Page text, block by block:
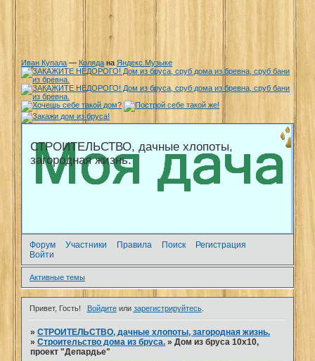
Иван Купала — Коляда на Яндекс.Музыке
СТРОИТЕЛЬСТВО, дачные хлопоты,
загородная жизнь.
Форум Участники Правила Поиск
Регистрация
Войти
Активные темы
Привет, Гость! Войдитеили зарегистрируйтесь.
»СТРОИТЕЛЬСТВО, дачные хлопоты, загородная жизнь.
»Строительство дома из бруса. »Дом из бруса 10х10,
проект "Депардье"